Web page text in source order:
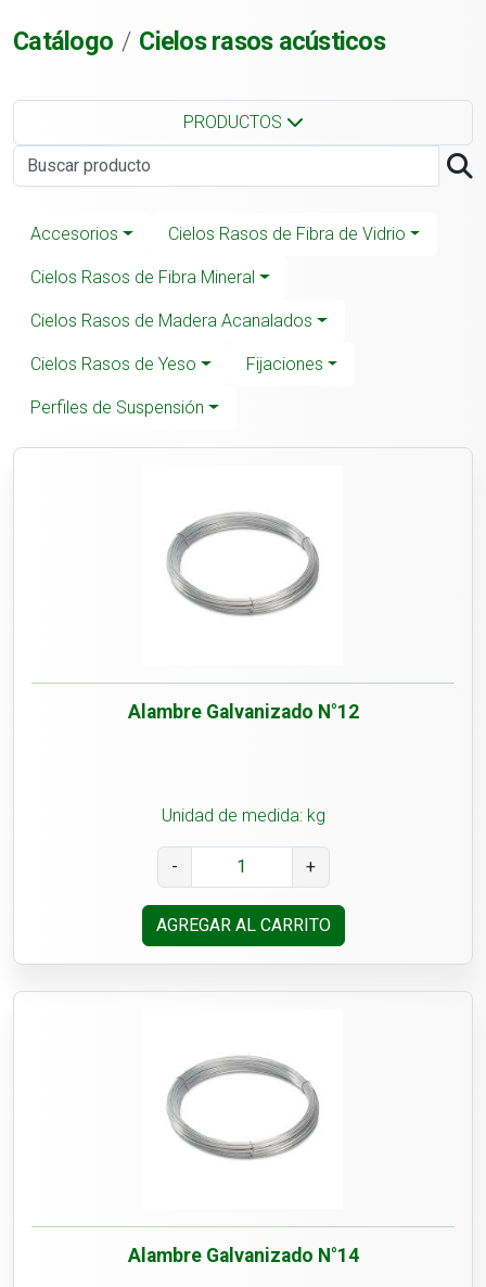
Catálogo Cielos rasos acústicos
PRODUCTOS
Accesorios Cielos Rasos de Fibra de Vidrio
Cielos Rasos de Fibra Mineral
Cielos Rasos de Madera Acanalados
Cielos Rasos de Yeso Fijaciones
Perfiles de Suspensión
Alambre Galvanizado N°12
Unidad de medida: kg
- +
AGREGAR AL CARRITO
Alambre Galvanizado N°14